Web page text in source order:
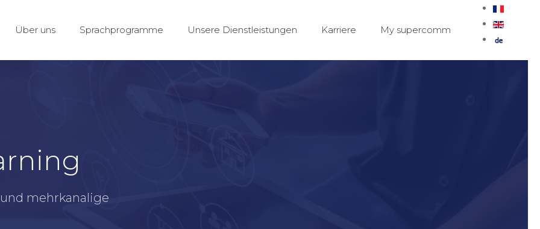
Über uns Sprachprogramme Unsere Dienstleistungen Karriere My supercomm
mehrkanalige